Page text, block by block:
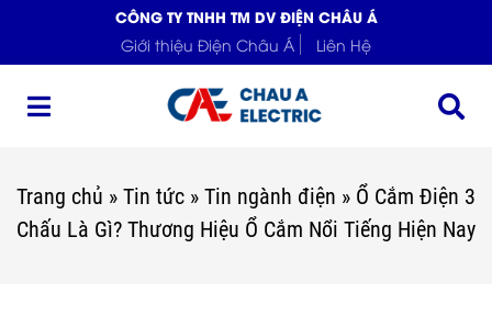
CÔNG TY TNHH TM DV ĐIỆN CHÂU Á
Giới thiệu Điện Châu Á
Liên Hệ
Trang chủ » Tin tức » Tin ngành điện » Ổ Cắm Điện 3
Chấu Là Gì? Thương Hiệu Ổ Cắm Nổi Tiếng Hiện Nay